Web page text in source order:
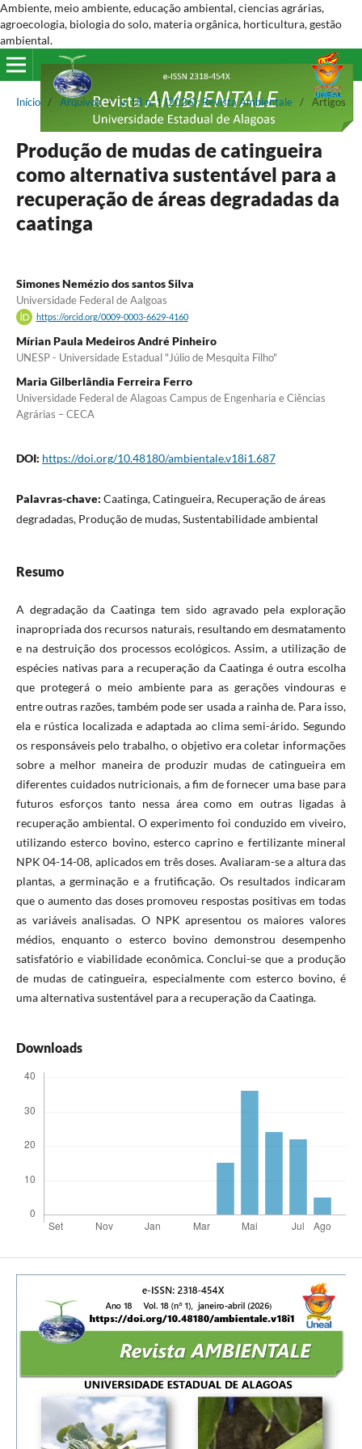
Ambiente, meio ambiente, educação ambiental, ciencias agrárias,
agroecologia, biologia do solo, materia orgânica, horticultura, gestão
ambiental.
Início / Arquivos / v. 18 n. 1 (2026): Revista Ambientale / Artigos
Produção de mudas de catingueira
como alternativa sustentável para a
recuperação de áreas degradadas da
caatinga
Simones Nemézio dos santos Silva
Universidade Federal de Aalgoas
https://orcid.org/0009-0003-6629-4160
Mírian Paula Medeiros André Pinheiro
UNESP - Universidade Estadual "Júlio de Mesquita Filho"
Maria Gilberlândia Ferreira Ferro
Universidade Federal de Alagoas Campus de Engenharia e Ciências
Agrárias – CECA
DOI: https://doi.org/10.48180/ambientale.v18i1.687
Palavras-chave: Caatinga, Catingueira, Recuperação de áreas
degradadas, Produção de mudas, Sustentabilidade ambiental
Resumo
A degradação da Caatinga tem sido agravado pela exploração
inapropriada dos recursos naturais, resultando em desmatamento
e na destruição dos processos ecológicos. Assim, a utilização de
espécies nativas para a recuperação da Caatinga é outra escolha
que protegerá o meio ambiente para as gerações vindouras e
entre outras razões, também pode ser usada a rainha de. Para isso,
ela e rústica localizada e adaptada ao clima semi-árido. Segundo
os responsáveis pelo trabalho, o objetivo era coletar informações
sobre a melhor maneira de produzir mudas de catingueira em
diferentes cuidados nutricionais, a fim de fornecer uma base para
futuros esforços tanto nessa área como em outras ligadas à
recuperação ambiental. O experimento foi conduzido em viveiro,
utilizando esterco bovino, esterco caprino e fertilizante mineral
NPK 04-14-08, aplicados em três doses. Avaliaram-se a altura das
plantas, a germinação e a frutificação. Os resultados indicaram
que o aumento das doses promoveu respostas positivas em todas
as variáveis analisadas. O NPK apresentou os maiores valores
médios, enquanto o esterco bovino demonstrou desempenho
satisfatório e viabilidade econômica. Conclui-se que a produção
de mudas de catingueira, especialmente com esterco bovino, é
uma alternativa sustentável para a recuperação da Caatinga.
Downloads